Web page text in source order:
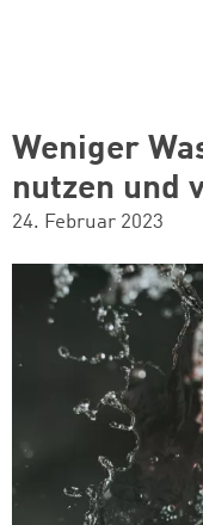
Weniger
nutzen und
24. Februar 2023